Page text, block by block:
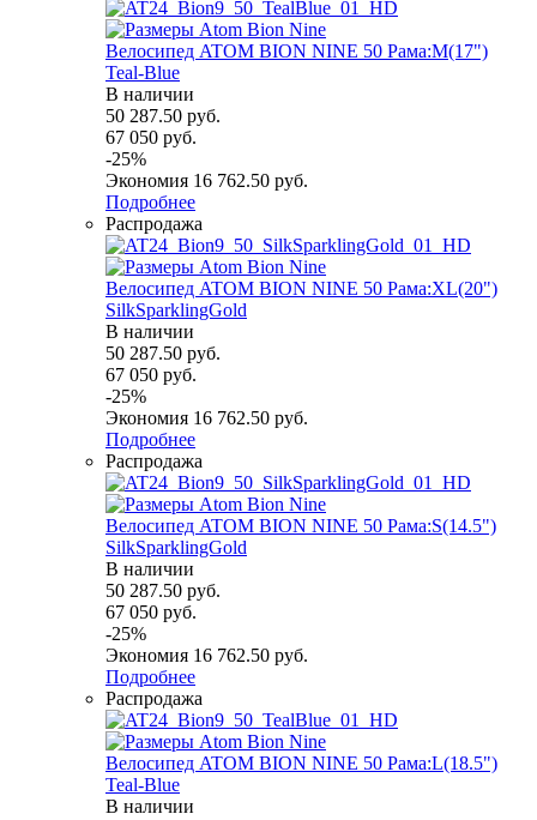
Велосипед ATOM BION NINE 50 Рама:M(17")
Teal-Blue
В наличии
50 287.50 руб.
67 050 руб.
-25%
Экономия 16 762.50 руб.
Подробнее
Распродажа
Велосипед ATOM BION NINE 50 Рама:XL(20")
SilkSparklingGold
В наличии
50 287.50 руб.
67 050 руб.
-25%
Экономия 16 762.50 руб.
Подробнее
Распродажа
Велосипед ATOM BION NINE 50 Рама:S(14.5")
SilkSparklingGold
В наличии
50 287.50 руб.
67 050 руб.
-25%
Экономия 16 762.50 руб.
Подробнее
Распродажа
Велосипед ATOM BION NINE 50 Рама:L(18.5")
Teal-Blue
В наличии